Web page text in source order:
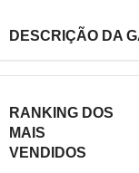
DESCRIÇÃO DA
RANKING DOS
MAIS
VENDIDOS